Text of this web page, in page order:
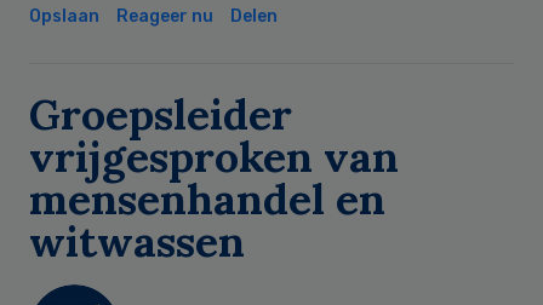
Opslaan Reageer nu Delen
Groepsleider
vrijgesproken van
mensenhandel en
witwassen